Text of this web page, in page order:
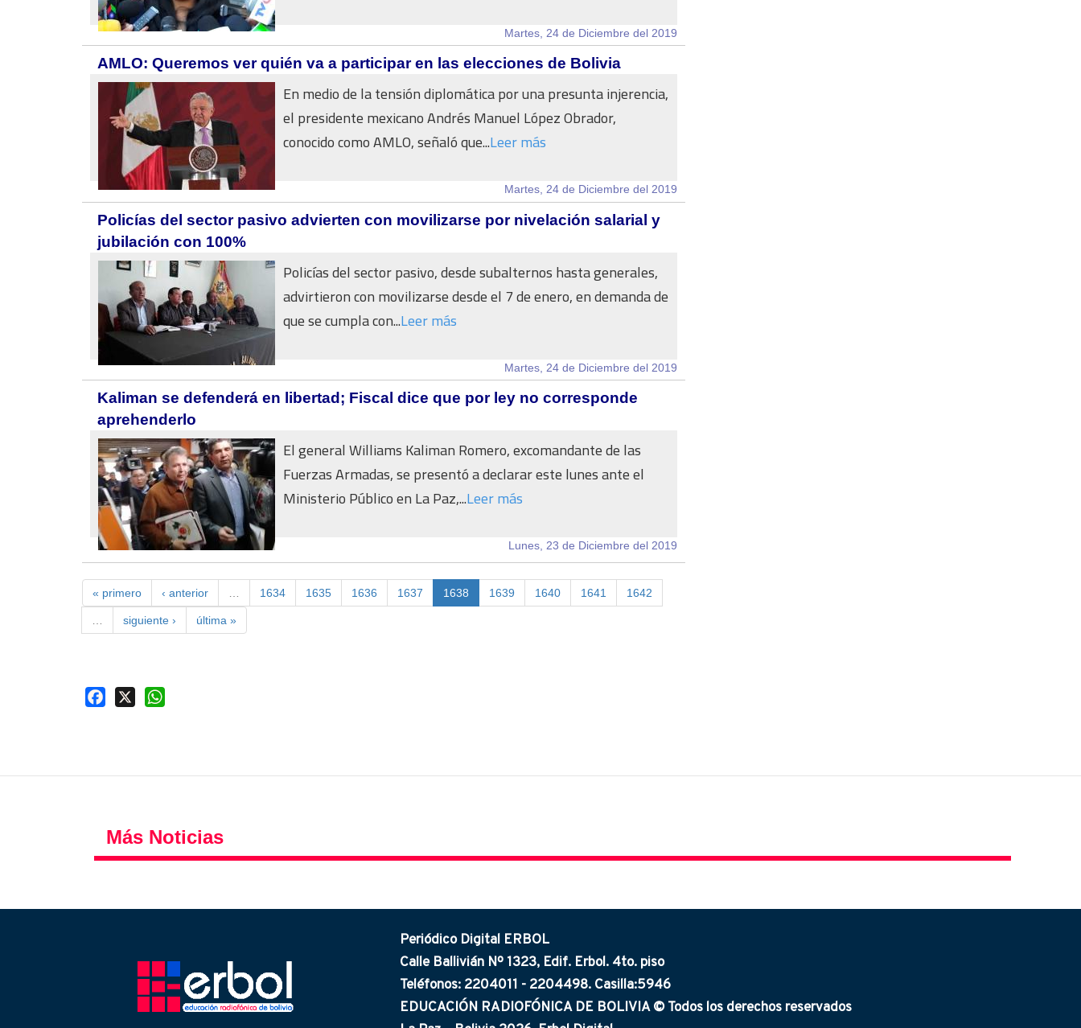
Martes, 24 de Diciembre del 2019
AMLO: Queremos ver quién va a participar en las elecciones de Bolivia
En medio de la tensión diplomática por una presunta injerencia,
el presidente mexicano Andrés Manuel López Obrador,
conocido como AMLO, señaló que...Leer más
Martes, 24 de Diciembre del 2019
Policías del sector pasivo advierten con movilizarse por nivelación salarial y
jubilación con 100%
Policías del sector pasivo, desde subalternos hasta generales,
advirtieron con movilizarse desde el 7 de enero, en demanda de
que se cumpla con...Leer más
Martes, 24 de Diciembre del 2019
Kaliman se defenderá en libertad; Fiscal dice que por ley no corresponde
aprehenderlo
El general Williams Kaliman Romero, excomandante de las
Fuerzas Armadas, se presentó a declarar este lunes ante el
Ministerio Público en La Paz,...Leer más
Lunes, 23 de Diciembre del 2019
« primero ‹ anterior 1634 1635 1636 1637 1638 1639 1640 1641 1642
siguiente › última »
Facebook
Más Noticias
Periódico Digital ERBOL
Calle Ballivián Nº 1323, Edif. Erbol. 4to. piso
Teléfonos: 2204011 - 2204498. Casilla:5946
EDUCACIÓN RADIOFÓNICA DE BOLIVIA © Todos los derechos reservados